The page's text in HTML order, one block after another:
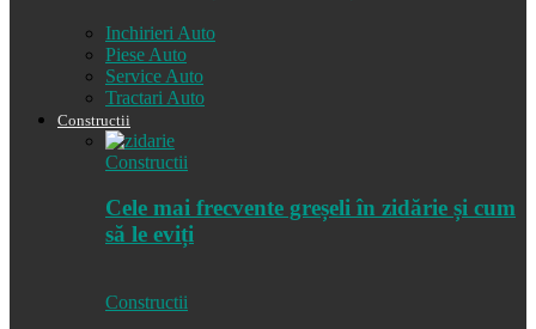
Inchirieri Auto
Piese Auto
Service Auto
Tractari Auto
Constructii
Constructii
Cele mai frecvente greșeli în zidărie și cum
să le eviți
Constructii